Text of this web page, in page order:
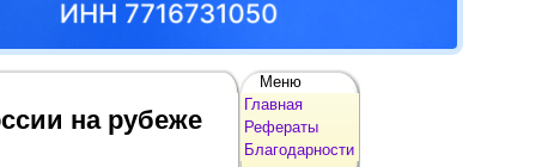
на рубеже
Меню
Главная
Рефераты
Благодарности